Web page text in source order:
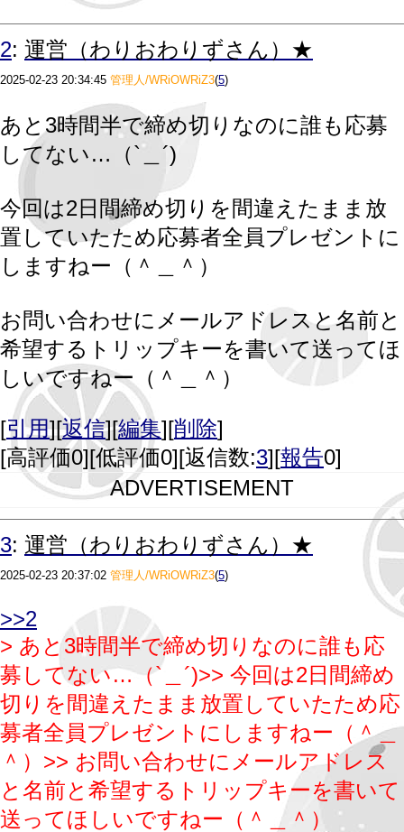
2: 運営（わりおわりずさん）★
2025-02-23 20:34:45 管理人/WRiOWRiZ3(5)
あと3時間半で締め切りなのに誰も応募
してない…（`＿´)
今回は2日間締め切りを間違えたまま放
置していたため応募者全員プレゼントに
しますねー（＾＿＾）
お問い合わせにメールアドレスと名前と
希望するトリップキーを書いて送ってほ
しいですねー（＾＿＾）
[引用][返信][編集][削除]
[高評価0][低評価0][返信数:3][報告0]
ADVERTISEMENT
3: 運営（わりおわりずさん）★
2025-02-23 20:37:02 管理人/WRiOWRiZ3(5)
>>2
> あと3時間半で締め切りなのに誰も応
募してない…（`＿´)>> 今回は2日間締め
切りを間違えたまま放置していたため応
募者全員プレゼントにしますねー（＾＿
＾） >> お問い合わせにメールアドレス
と名前と希望するトリップキーを書いて
送ってほしいですねー（＾＿＾）